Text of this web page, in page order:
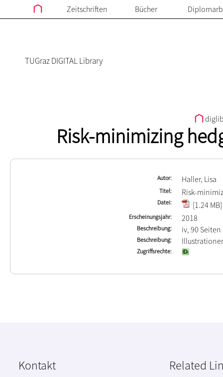
Zeitschriften Bücher
TUGraz DIGITAL Library
Risk-minimizing
Autor Haller, Lisa
Titel Risk-
Datei [1.24 MB]
Erscheinungsjahr 2018
Beschreibung iv, 90 Seiten
Beschreibung
Zugriffsrechte
Kontakt Related